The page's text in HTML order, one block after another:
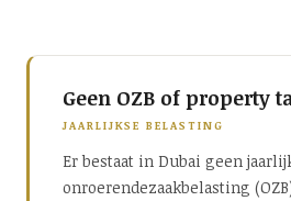
Geen OZB of property
JAARLIJKSE BELASTING
Er bestaat in Dubai geen
onroerendezaakbelasting